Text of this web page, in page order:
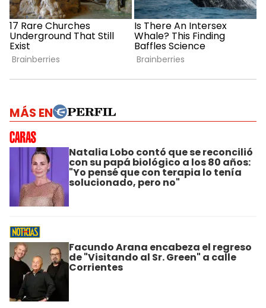
MÁS EN
Natalia Lobo contó que se reconcilió
con su papá biológico a los 80 años:
"Yo pensé que con terapia lo tenía
solucionado, pero no"
Facundo Arana encabeza el regreso
de "Visitando al Sr. Green" a calle
Corrientes